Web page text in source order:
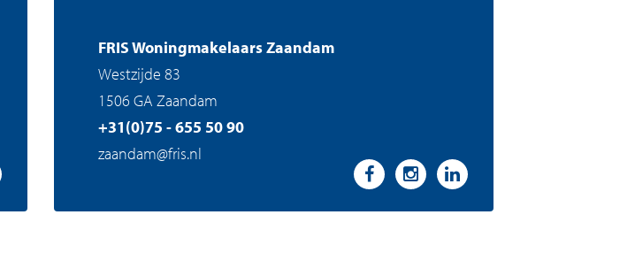
FRIS Woningmakelaars Zaandam
Westzijde 83
1506 GA Zaandam
+31(0)75 - 655 50 90
zaandam@fris.nl